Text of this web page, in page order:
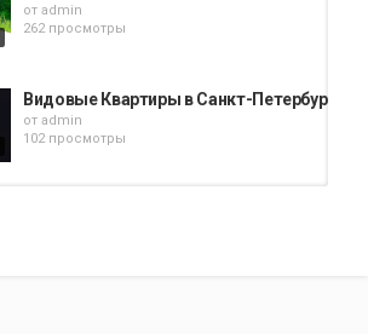
от admin
262 просмотры
Видовые Квартиры в Санкт-Петербурге
от admin
102 просмотры